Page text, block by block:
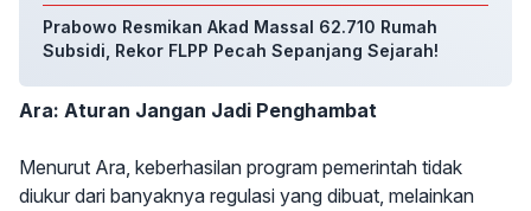
Prabowo Resmikan Akad Massal 62.710 Rumah
Subsidi, Rekor FLPP Pecah Sepanjang Sejarah!
Ara: Aturan Jangan Jadi Penghambat
Menurut Ara, keberhasilan program pemerintah tidak
diukur dari banyaknya regulasi yang dibuat, melainkan